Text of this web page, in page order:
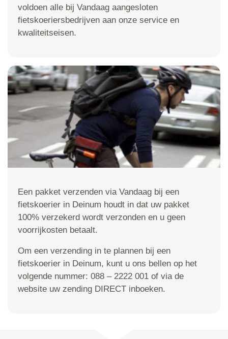
voldoen alle bij Vandaag aangesloten
fietskoeriersbedrijven aan onze service en
kwaliteitseisen.
Een pakket verzenden via Vandaag bij een
fietskoerier in Deinum houdt in dat uw pakket
100% verzekerd wordt verzonden en u geen
voorrijkosten betaalt.
Om een verzending in te plannen bij een
fietskoerier in Deinum, kunt u ons bellen op het
volgende nummer: 088 – 2222 001 of via de
website uw zending DIRECT inboeken.